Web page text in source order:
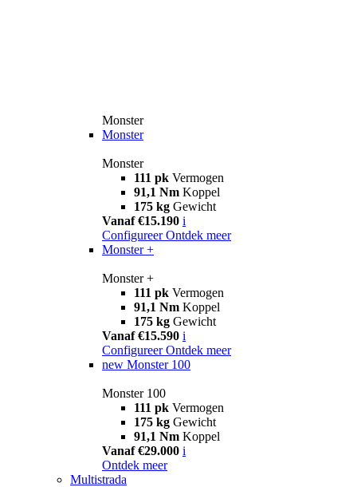
Monster
Monster
Monster
111 pk Vermogen
91,1 Nm Koppel
175 kg Gewicht
Vanaf €15.190 i
Configureer Ontdek meer
Monster +
Monster +
111 pk Vermogen
91,1 Nm Koppel
175 kg Gewicht
Vanaf €15.590 i
Configureer Ontdek meer
new Monster 100
Monster 100
111 pk Vermogen
175 kg Gewicht
91,1 Nm Koppel
Vanaf €29.000 i
Ontdek meer
Multistrada